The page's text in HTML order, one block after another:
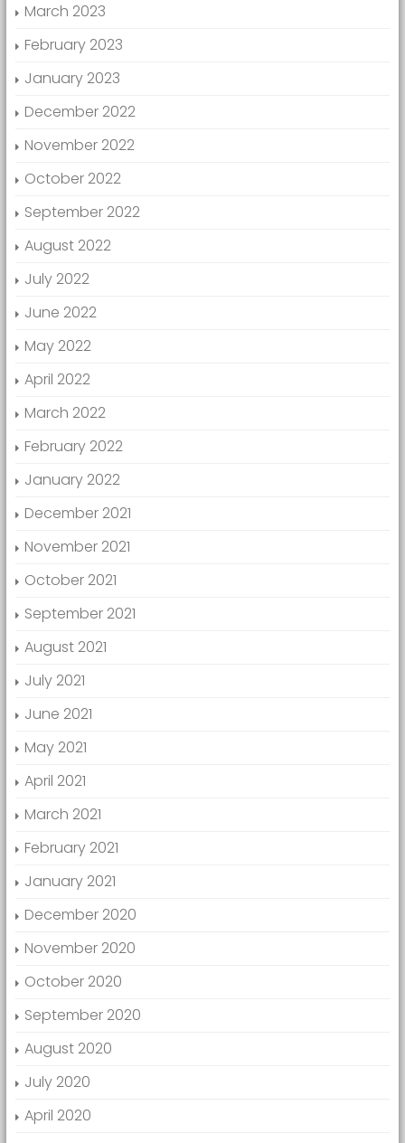
March 2023
February 2023
January 2023
December 2022
November 2022
October 2022
September 2022
August 2022
July 2022
June 2022
May 2022
April 2022
March 2022
February 2022
January 2022
December 2021
November 2021
October 2021
September 2021
August 2021
July 2021
June 2021
May 2021
April 2021
March 2021
February 2021
January 2021
December 2020
November 2020
October 2020
September 2020
August 2020
July 2020
April 2020